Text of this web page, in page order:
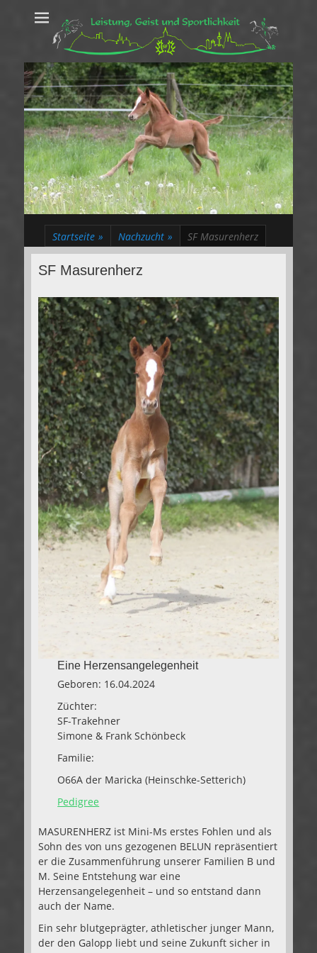
Leistung, Geist
und Sportlichkeit
Trakehner aus dem Herzen des Rheinlands
Startseite » Nachzucht » SF Masurenherz
SF Masurenherz
Eine Herzensangelegenheit
Geboren: 16.04.2024
Züchter:
SF-Trakehner
Simone & Frank Schönbeck
Familie:
O66A der Maricka (Heinschke-Setterich)
Pedigree
MASURENHERZ ist Mini-Ms erstes Fohlen und als
Sohn des von uns gezogenen BELUN repräsentiert
er die Zusammenführung unserer Familien B und
M. Seine Entstehung war eine
Herzensangelegenheit – und so entstand dann
auch der Name.
Ein sehr blutgeprägter, athletischer junger Mann,
der den Galopp liebt und seine Zukunft sicher in